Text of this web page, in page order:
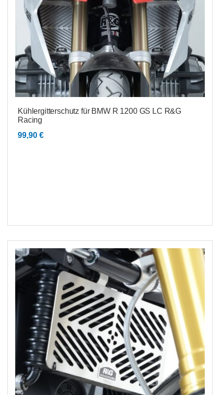
Kühlergitterschutz für BMW R 1200 GS LC R&G
Racing
99,90 €